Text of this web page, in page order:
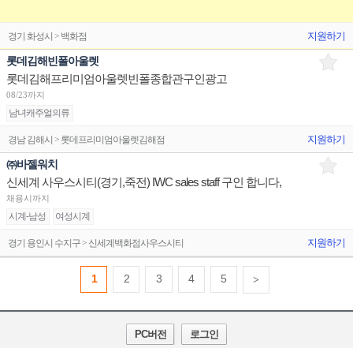
경기 화성시 > 백화점 지원하기
롯데김해빈폴아울렛
롯데김해프리미엄아울렛빈폴종합관구인광고
08/23까지
남녀캐주얼의류
경남 김해시 > 롯데프리미엄아울렛김해점 지원하기
㈜바젤워치
신세계 사우스시티(경기,죽전) IWC sales staff 구인 합니다,
채용시까지
시계-남성 여성시계
경기 용인시 수지구 > 신세계백화점사우스시티 지원하기
1 2 3 4 5 >
PC버전 로그인